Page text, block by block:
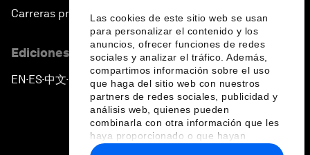
Las cookies de este sitio web se usan
para personalizar el contenido y los
anuncios, ofrecer funciones de redes
sociales y analizar el tráfico. Además,
compartimos información sobre el uso
que haga del sitio web con nuestros
partners de redes sociales, publicidad y
análisis web, quienes pueden
combinarla con otra información que les
haya proporcionado o que hayan
recopilado a partir del uso que haya
Carreras profesionales
Ediciones en otros idiomas
EN ▪ES▪中文▪ 日本語